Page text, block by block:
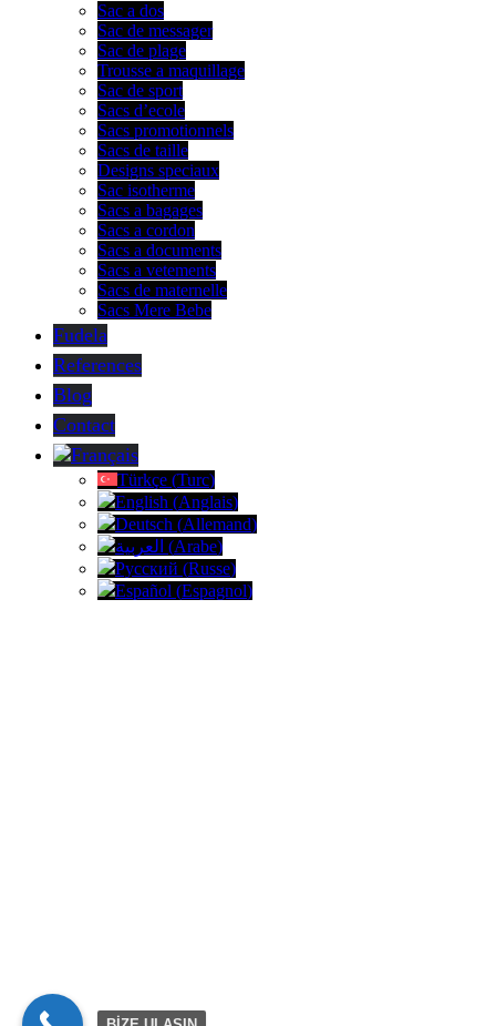
Sac a dos
Sac de messager
Sac de plage
Trousse a maquillage
Sac de sport
Sacs d’ecole
Sacs promotionnels
Sacs de taille
Designs speciaux
Sac isotherme
Sacs a bagages
Sacs a cordon
Sacs a documents
Sacs a vetements
Sacs de maternelle
Sacs Mere Bebe
Fudela
References
Blog
Contact
Français
Türkçe (Turc)
English (Anglais)
Deutsch (Allemand)
العربية (Arabe)
Русский (Russe)
Español (Espagnol)